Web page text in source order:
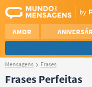
AMOR
REFLEXÃO
Mensagens Frases
Frases Perfeitas